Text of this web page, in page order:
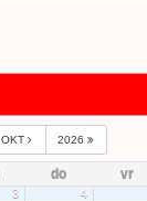
OKT 2026
do vr
3 4